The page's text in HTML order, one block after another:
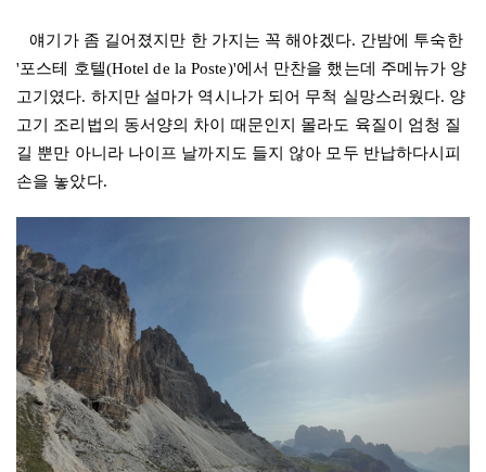
얘기가 좀 길어졌지만 한 가지는 꼭 해야겠다. 간밤에 투숙한
'포스테 호텔(Hotel de la Poste)'에서 만찬을 했는데 주메뉴가 양
고기였다. 하지만 설마가 역시나가 되어 무척 실망스러웠다. 양
고기 조리법의 동서양의 차이 때문인지 몰라도 육질이 엄청 질
길 뿐만 아니라 나이프 날까지도 들지 않아 모두 반납하다시피
손을 놓았다.